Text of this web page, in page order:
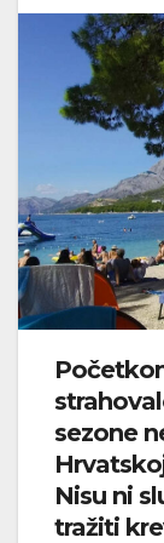
sezone
Nisu ni
tražiti